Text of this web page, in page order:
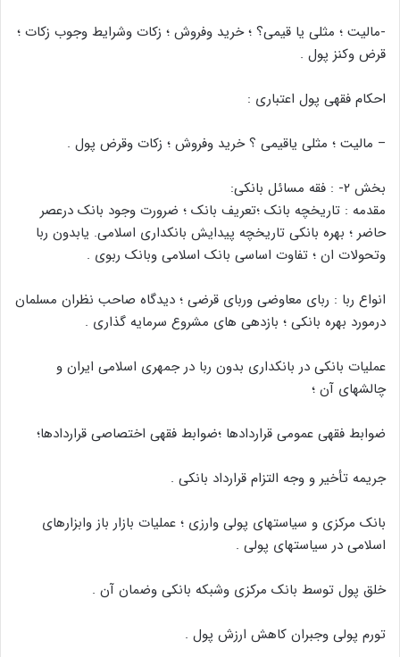
-مالیت ؛ مثلى یا قیمى؟ ؛ خرید وفروش ؛ زکات وشرایط وجوب زکات ؛
قرض وکنز پول .
احکام فقهى پول اعتبارى :
– مالیت ؛ مثلى یاقیمى ؟ خرید وفروش ؛ زکات وقرض پول .
بخش ٢- : فقه مسائل بانکى:
مقدمه : تاریخچه بانک ؛تعریف بانک ؛ ضرورت وجود بانک درعصر
حاضر ؛ بهره بانکى تاریخچه پیدایش بانکدارى اسلامى. یابدون ربا
وتحولات ان ؛ تفاوت اساسى بانک اسلامى وبانک ربوى .
انواع ربا : رباى معاوضى ورباى قرضى ؛ دیدگاه صاحب نظران مسلمان
درمورد بهره بانکى ؛ بازدهى هاى مشروع سرمایه گذارى .
عملیات بانکى در بانکدارى بدون ربا در جمهرى اسلامى ایران و
چالشهاى آن ؛
ضوابط فقهى عمومى قراردادها ؛ضوابط فقهى اختصاصى قراردادها؛
جریمه تأخیر و وجه التزام قرارداد بانکى .
بانک مرکزى و سیاستهاى پولى وارزى ؛ عملیات بازار باز وابزارهاى
اسلامى در سیاستهاى پولى .
خلق پول توسط بانک مرکزى وشبکه بانکى وضمان آن .
تورم پولى وجبران کاهش ارزش پول .